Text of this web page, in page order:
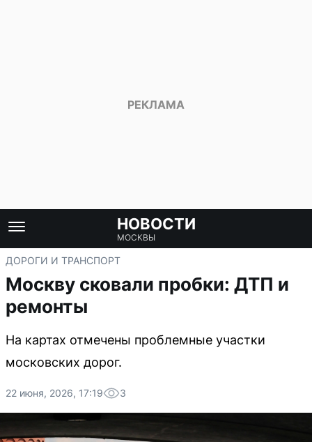
НОВОСТИ
МОСКВЫ
ДОРОГИ И ТРАНСПОРТ
Москву сковали пробки: ДТП и
ремонты
На картах отмечены проблемные участки
московских дорог.
22 июня, 2026, 17:19 3